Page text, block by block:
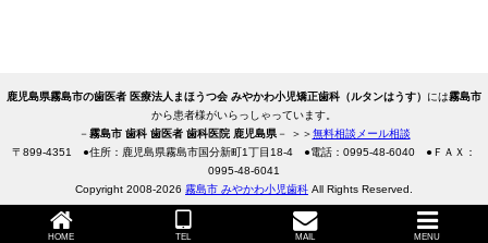
鹿児島県霧島市の歯医者 医療法人まほうつ会 みやかわ小児矯正歯科（ルタンはうす） には霧島市
から患者様がいらっしゃっています。
－霧島市 歯科 歯医者 歯科医院 鹿児島県－ ＞＞無料相談メール相談
〒 899-4351 ●住所：鹿児島県霧島市国分新町1丁目18-4 ●電話： 0995-48-6040 ●ＦＡＸ：
0995-48-6041
Copyright 2008-2026 霧島市 みやかわ小児歯科 All Rights Reserved.
HOME TEL MAIL MENU